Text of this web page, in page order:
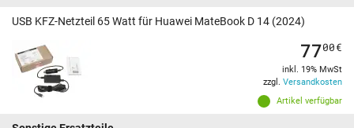
USB KFZ-Netzteil 65 Watt für Huawei MateBook D 14 (2024)
Artikel verfügbar
7700€
inkl. 19% MwSt
zzgl. Versandkosten